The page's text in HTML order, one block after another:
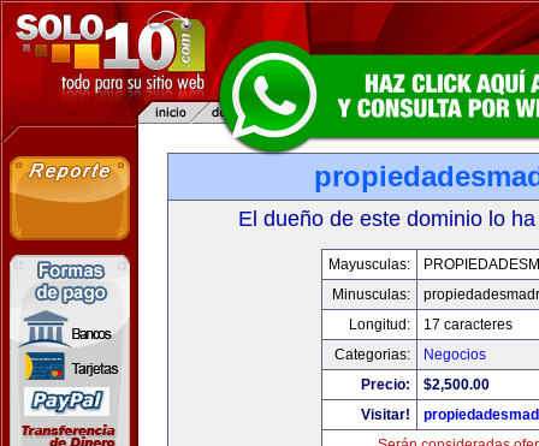
El dueño de este dominio lo
Mayusculas:
Minusculas:
Longitud:
17 caracteres
Categorias:
Negocios
Precio:
$2,500.00
Visitar!